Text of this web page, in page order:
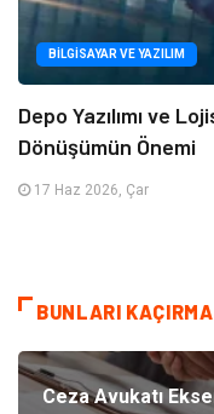
BILGISAYAR VE YAZILIM
Depo Yazılımı ve
Dönüşümün Önemi
17 Haz 2026, Çar
BUNLARI KAÇIRMA
Ceza Avukatı